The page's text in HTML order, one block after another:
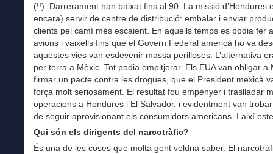
(!!). Darrerament han baixat fins al 90. La missió d’Hondures
encara) servir de centre de distribució: embalar i enviar
clients pel camí més escaient. En aquells temps es podia fer
avions i vaixells fins que el Govern Federal americà ho va
aquestes vies van esdevenir massa perilloses. L’alternativa
per terra a Mèxic. Tot podia empitjorar. Els EUA van obligar a
firmar un pacte contra les drogues, que el President mexicà
força molt seriosament. El resultat fou empènyer i traslladar
operacions a Hondures i El Salvador, i evidentment van
de seguir aprovisionant els consumidors americans. I així
Qui són els dirigents del narcotràfic?
És una de les coses que molta gent voldria saber. El